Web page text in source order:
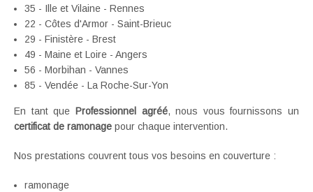
35 - Ille et Vilaine - Rennes
22 - Côtes d'Armor - Saint-Brieuc
29 - Finistère - Brest
49 - Maine et Loire - Angers
56 - Morbihan - Vannes
85 - Vendée - La Roche-Sur-Yon
En tant que Professionnel agréé, nous vous fournissons un
certificat de ramonage pour chaque intervention.
Nos prestations couvrent tous vos besoins en couverture :
ramonage